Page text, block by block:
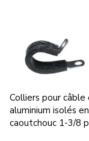
Colliers pour câble
aluminium isolés en
caoutchouc 1-3/8